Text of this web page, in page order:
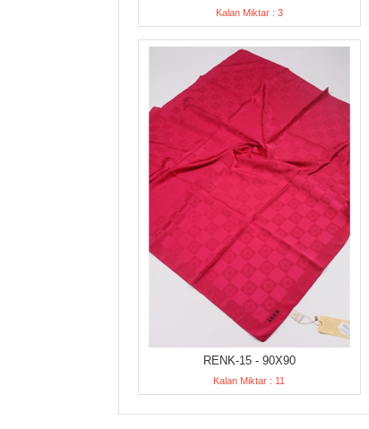
Kalan Miktar : 3
RENK-15 - 90X90
Kalan Miktar : 11